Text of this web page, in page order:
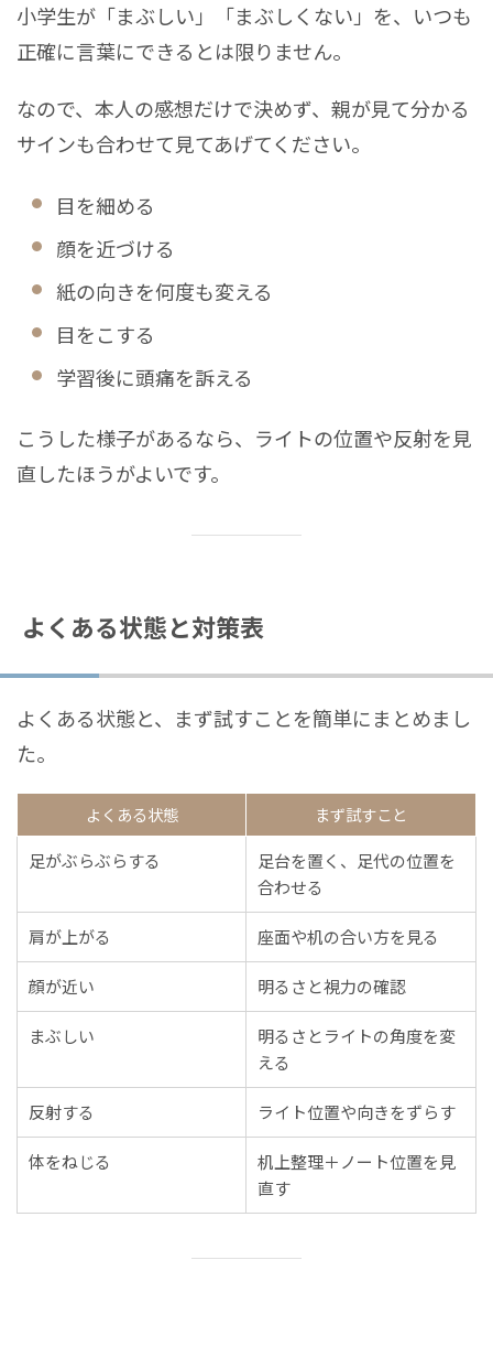
小学生が「まぶしい」「まぶしくない」を、いつも
正確に言葉にできるとは限りません。
なので、本人の感想だけで決めず、親が見て分かる
サインも合わせて見てあげてください。
目を細める
顔を近づける
紙の向きを何度も変える
目をこする
学習後に頭痛を訴える
こうした様子があるなら、ライトの位置や反射を見
直したほうがよいです。
よくある状態と対策表
よくある状態と、まず試すことを簡単にまとめまし
た。
よくある状態
まず試すこと
足がぶらぶらする
足台を置く、足代の位置を
合わせる
肩が上がる 座面や机の合い方を見る
顔が近い 明るさと視力の確認
まぶしい
明るさとライトの角度を変
える
反射する ライト位置や向きをずらす
体をねじる
机上整理＋ノート位置を見
直す